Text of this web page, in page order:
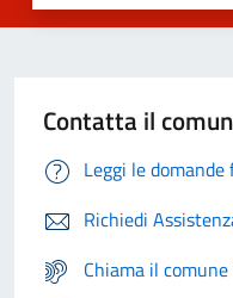
Contatta il
Leggi le
Richiedi
Chiama il